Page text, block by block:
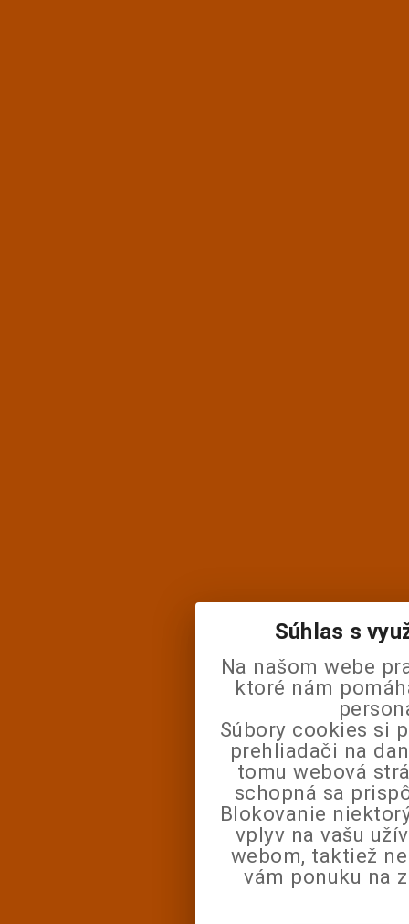
Súhlas s
Na našom webe
ktoré nám
Súbory cookies si
prehliadači na
tomu webová
schopná sa
Blokovanie
vplyv na vašu
webom, taktiež
vám ponuku na